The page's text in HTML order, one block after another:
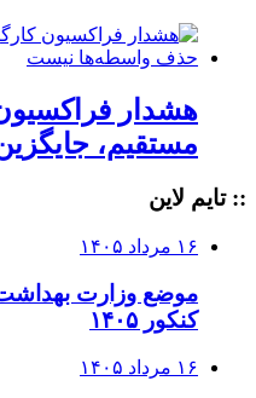
هشدار
مستقیم،
:: تایم لاین
۱۶ مرداد ۱۴۰۵
موضع وزارت
کنکور ۱۴۰۵
۱۶ مرداد ۱۴۰۵